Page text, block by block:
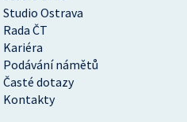
Studio Ostrava
Rada ČT
Kariéra
Podávání námětů
Časté dotazy
Kontakty